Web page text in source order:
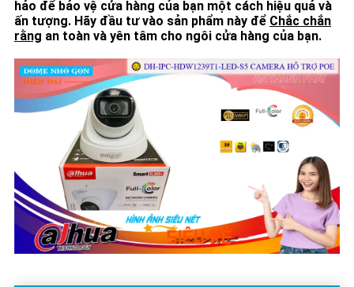
hảo để bảo vệ cửa hàng của bạn một cách hiệu quả và
ấn tượng. Hãy đầu tư vào sản phẩm này để Chắc chắn
rằng an toàn và yên tâm cho ngôi cửa hàng của bạn.